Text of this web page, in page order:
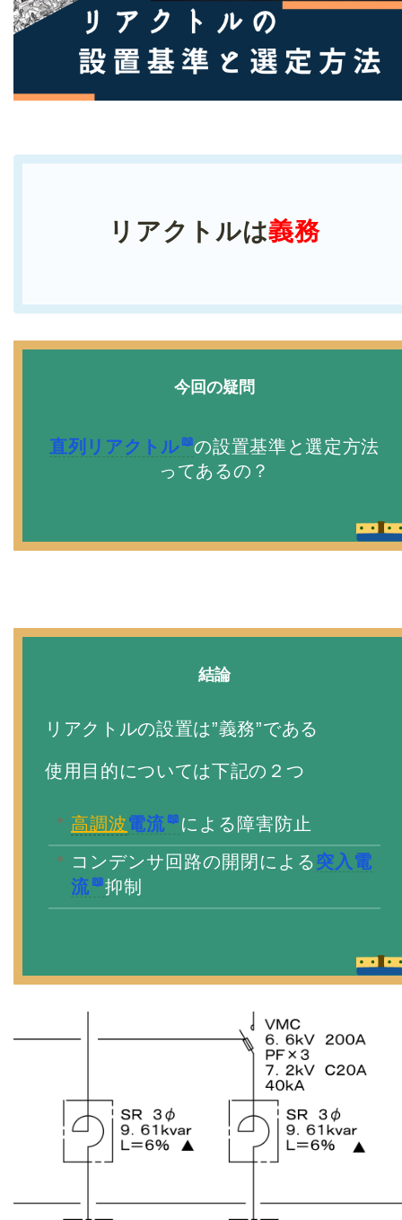
リアクトルは義務
今回の疑問
直列リアクトル
の設置基準と選定方法
ってあるの？
結論
リアクトルの設置は”義務”である
使用目的については下記の２つ
高調波電流
による障害防止
コンデンサ回路の開閉による突入電
流
抑制